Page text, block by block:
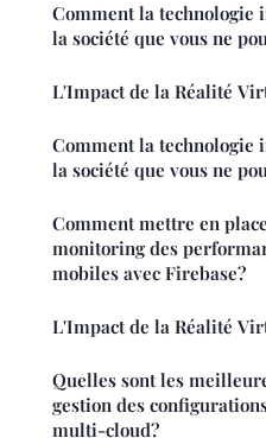
Comment la
la société que vous ne
L'Impact de la Réalité
Comment la
la société que vous ne
Comment mettre en
monitoring des
mobiles avec Firebase?
L'Impact de la Réalité
Quelles sont les
gestion des
multi-cloud?